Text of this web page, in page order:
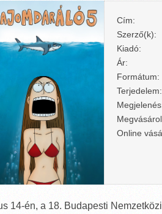
Cím:
Szerző(k):
Kiadó:
Ár:
Formátum:
Terjedelem:
Online
14-én, a 18. Budapesti